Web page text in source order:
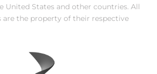
United States and other countries. All
are the property of their respective